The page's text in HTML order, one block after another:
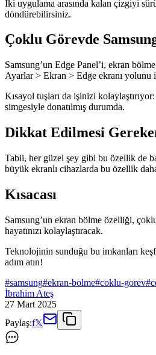
İki uygulama arasında kalan çizgiyi
döndürebilirsiniz.
Çoklu Görevde
Samsung’un Edge Panel’i, ekran
Ayarlar > Ekran > Edge ekranı
Kısayol tuşları da işinizi
simgesiyle donatılmış durumda.
Dikkat Edilmesi
Tabii, her güzel şey gibi bu özellik de
büyük ekranlı cihazlarda bu özellik
Kısacası
Samsung’un ekran bölme özelliği,
hayatınızı kolaylaştıracak.
Teknolojinin sunduğu bu imkanları
adım atın!
#samsung#ekran-bolme#coklu-gorev#
İbrahim Ateş
27 Mart 2025
Paylaş:f𝕏